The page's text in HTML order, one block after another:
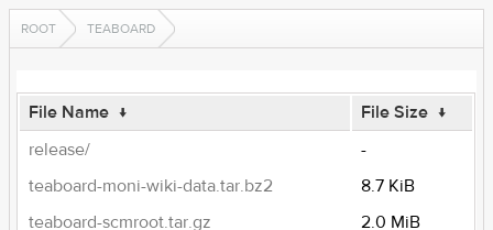
ROOT TEABOARD
File Name ↓ File Size ↓
release/
-
teaboard-moni-wiki-data.tar.bz2
8.7 KiB
teaboard-scmroot.tar.gz
2.0 MiB